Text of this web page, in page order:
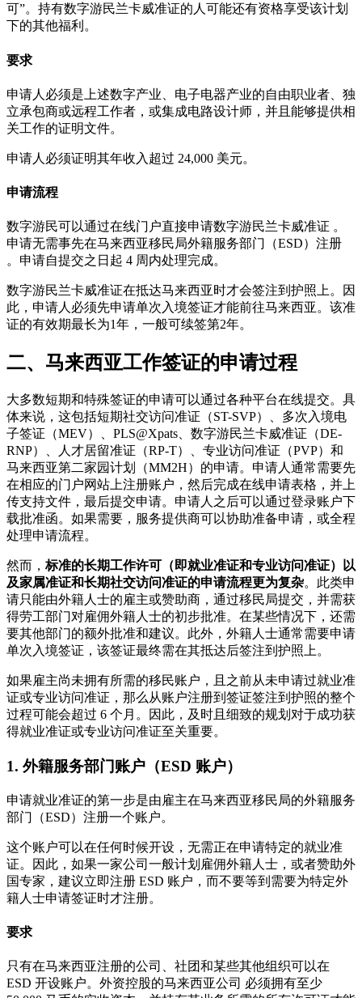
可”。持有数字游民兰卡威准证的人可能还有资格享受该计划
下的其他福利。
要求
申请人必须是上述数字产业、电子电器产业的自由职业者、独
立承包商或远程工作者，或集成电路设计师，并且能够提供相
关工作的证明文件。
申请人必须证明其年收入超过 24,000 美元。
申请流程
数字游民可以通过在线门户直接申请数字游民兰卡威准证 。
申请无需事先在马来西亚移民局外籍服务部门（ESD）注册
。申请自提交之日起 4 周内处理完成。
数字游民兰卡威准证在抵达马来西亚时才会签注到护照上。因
此，申请人必须先申请单次入境签证才能前往马来西亚。该准
证的有效期最长为1年，一般可续签第2年。
二、马来西亚工作签证的申请过程
大多数短期和特殊签证的申请可以通过各种平台在线提交。具
体来说，这包括短期社交访问准证（ST-SVP）、多次入境电
子签证（MEV）、PLS@Xpats、数字游民兰卡威准证（DE-
RNP）、人才居留准证（RP-T）、专业访问准证（PVP）和
马来西亚第二家园计划（MM2H）的申请。申请人通常需要先
在相应的门户网站上注册账户，然后完成在线申请表格，并上
传支持文件，最后提交申请。申请人之后可以通过登录账户下
载批准函。如果需要，服务提供商可以协助准备申请，或全程
处理申请流程。
然而， 标准的长期工作许可（即就业准证和专业访问准证）以
及家属准证和长期社交访问准证的申请流程更为复杂。此类申
请只能由外籍人士的雇主或赞助商，通过移民局提交，并需获
得劳工部门对雇佣外籍人士的初步批准。在某些情况下，还需
要其他部门的额外批准和建议。此外，外籍人士通常需要申请
单次入境签证，该签证最终需在其抵达后签注到护照上。
如果雇主尚未拥有所需的移民账户，且之前从未申请过就业准
证或专业访问准证，那么从账户注册到签证签注到护照的整个
过程可能会超过 6 个月。因此，及时且细致的规划对于成功获
得就业准证或专业访问准证至关重要。
1. 外籍服务部门账户（ESD 账户）
申请就业准证的第一步是由雇主在马来西亚移民局的外籍服务
部门（ESD）注册一个账户。
这个账户可以在任何时候开设，无需正在申请特定的就业准
证。因此，如果一家公司一般计划雇佣外籍人士，或者赞助外
国专家，建议立即注册 ESD 账户，而不要等到需要为特定外
籍人士申请签证时才注册。
要求
只有在马来西亚注册的公司、社团和某些其他组织可以在
ESD 开设账户。外资控股的马来西亚公司 必须拥有至少